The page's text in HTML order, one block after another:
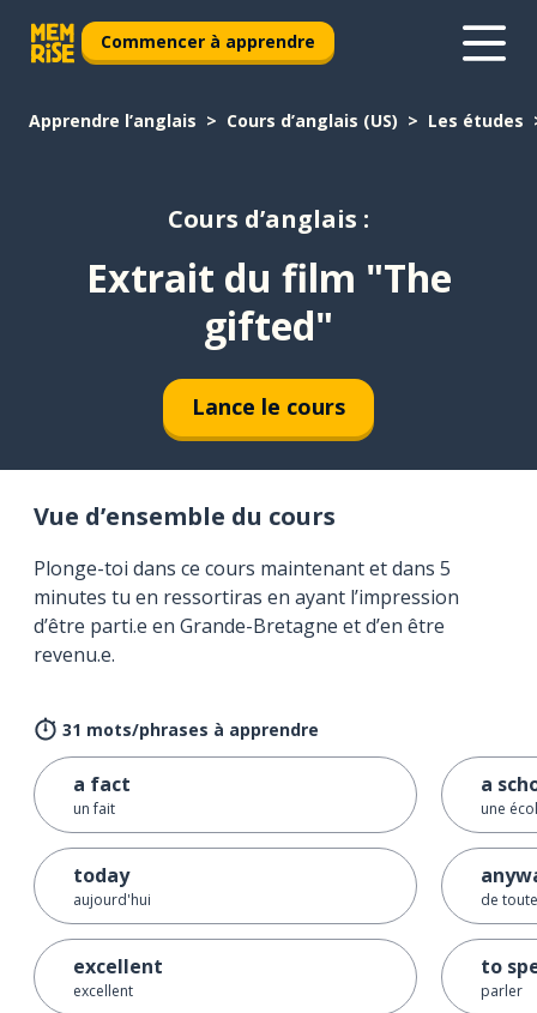
Commencer à apprendre
Apprendre l’anglais Cours d’anglais (US) Les études
Cours d’anglais :
Extrait du film "The
gifted"
Lance le cours
Vue d’ensemble du cours
Plonge-toi dans ce cours maintenant et dans 5
minutes tu en ressortiras en ayant l’impression
d’être parti.e en Grande-Bretagne et d’en être
revenu.e.
31 mots/phrases à apprendre
a fact
un fait
today
aujourd'hui
excellent
excellent
a
une
de
to
parler